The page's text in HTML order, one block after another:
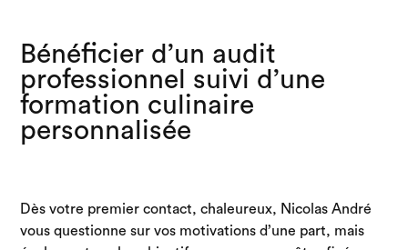
Bénéficier d’un audit
professionnel suivi d’une
formation culinaire
personnalisée
Dès votre premier contact, chaleureux, Nicolas André
vous questionne sur vos motivations d’une part, mais